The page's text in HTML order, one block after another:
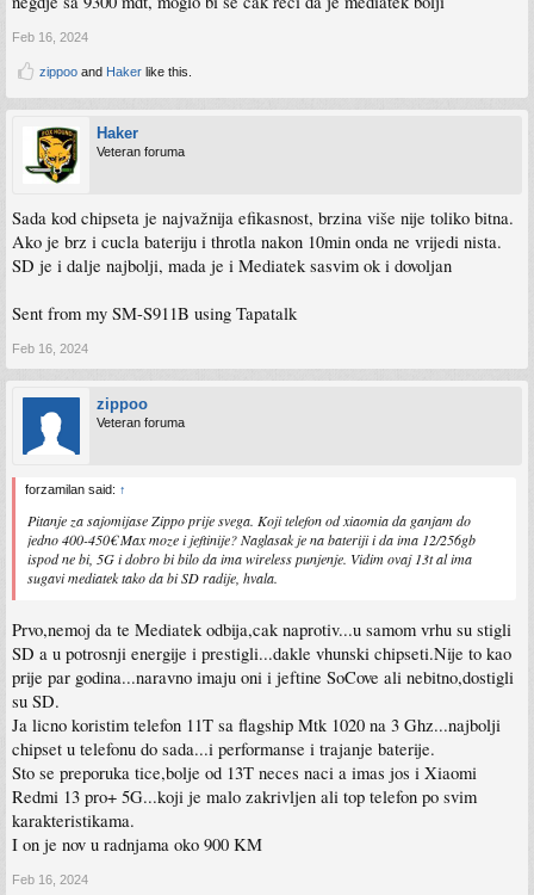
Feb 16, 2024
zippoo and Haker like this.
Haker
Veteran foruma
Sada kod chipseta je najvažnija efikasnost, brzina više nije toliko bitna.
Ako je brz i cucla bateriju i throtla nakon 10min onda ne vrijedi nista.
SD je i dalje najbolji, mada je i Mediatek sasvim ok i dovoljan
Sent from my SM-S911B using Tapatalk
Feb 16, 2024
zippoo
Veteran foruma
forzamilan said: ↑
Pitanje za sajomijase Zippo prije svega. Koji telefon od xiaomia da ganjam do
jedno 400-450€ Max moze i jeftinije? Naglasak je na bateriji i da ima 12/256gb
ispod ne bi, 5G i dobro bi bilo da ima wireless punjenje. Vidim ovaj 13t al ima
sugavi mediatek tako da bi SD radije, hvala.
Prvo,nemoj da te Mediatek odbija,cak naprotiv...u samom vrhu su stigli
SD a u potrosnji energije i prestigli...dakle vhunski chipseti.Nije to kao
prije par godina...naravno imaju oni i jeftine SoCove ali nebitno,dostigli
su SD.
Ja licno koristim telefon 11T sa flagship Mtk 1020 na 3 Ghz...najbolji
chipset u telefonu do sada...i performanse i trajanje baterije.
Sto se preporuka tice,bolje od 13T neces naci a imas jos i Xiaomi
Redmi 13 pro+ 5G...koji je malo zakrivljen ali top telefon po svim
karakteristikama.
I on je nov u radnjama oko 900 KM
Feb 16, 2024